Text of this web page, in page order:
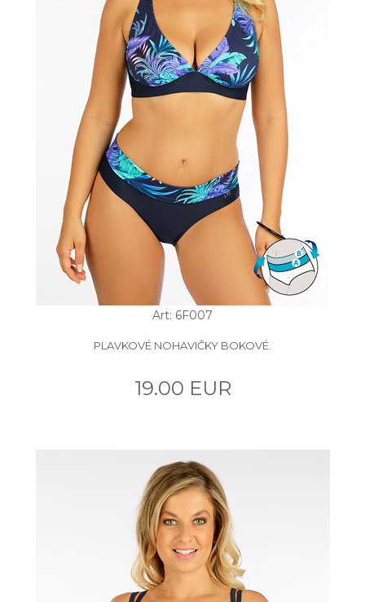
Art: 6F007
PLAVKOVÉ NOHAVIČKY BOKOVÉ.
19.00 EUR